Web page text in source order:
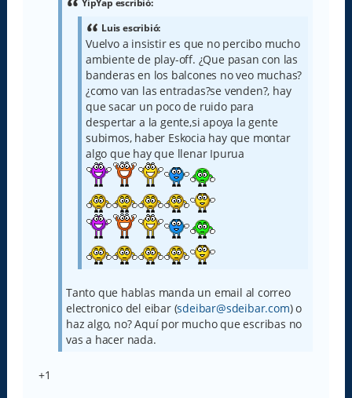
YipYap escribió:
Luis escribió:
Vuelvo a insistir es que no percibo mucho
ambiente de play-off. ¿Que pasan con las
banderas en los balcones no veo muchas?
¿como van las entradas?se venden?, hay
que sacar un poco de ruido para
despertar a la gente,si apoya la gente
subimos, haber Eskocia hay que montar
algo que hay que llenar Ipurua
Tanto que hablas manda un email al correo
electronico del eibar (sdeibar@sdeibar.com) o
haz algo, no? Aquí por mucho que escribas no
vas a hacer nada.
+1